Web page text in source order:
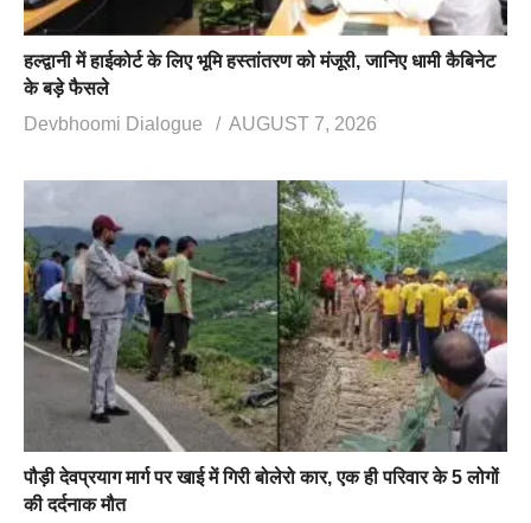
हल्द्वानी में हाईकोर्ट के लिए भूमि हस्तांतरण को मंजूरी, जानिए धामी कैबिनेट
के बड़े फैसले
Devbhoomi Dialogue
AUGUST 7, 2026
पौड़ी देवप्रयाग मार्ग पर खाई में गिरी बोलेरो कार, एक ही परिवार के 5 लोगों
की दर्दनाक मौत